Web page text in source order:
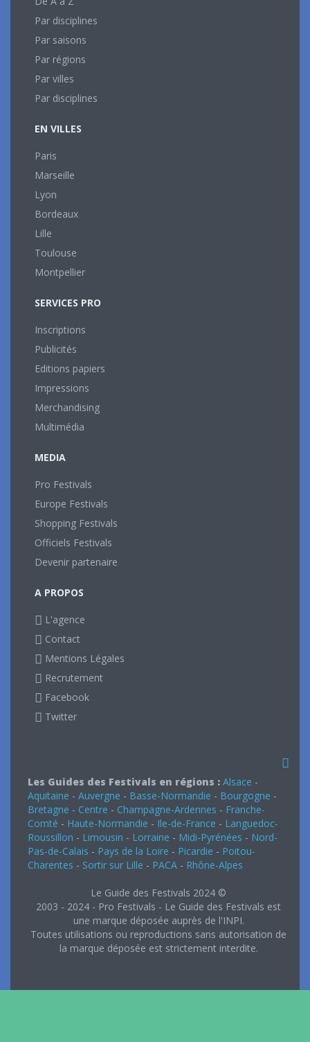
Par disciplines
Par saisons
Par régions
Par villes
Par disciplines
EN VILLES
Paris
Marseille
Lyon
Bordeaux
Lille
Toulouse
Montpellier
SERVICES PRO
Inscriptions
Publicités
Editions papiers
Impressions
Merchandising
Multimédia
MEDIA
Pro Festivals
Europe Festivals
Shopping Festivals
Officiels Festivals
Devenir partenaire
A PROPOS
L'agence
Contact
Mentions Légales
Recrutement
Facebook
Twitter
Les Guides des Festivals en régions : Alsace -
Aquitaine - Auvergne - Basse-Normandie - Bourgogne -
Bretagne - Centre - Champagne-Ardennes - Franche-
Comté - Haute-Normandie - Ile-de-France - Languedoc-
Roussillon - Limousin - Lorraine - Midi-Pyrénées - Nord-
Pas-de-Calais - Pays de la Loire - Picardie - Poitou-
Charentes - Sortir sur Lille - PACA - Rhône-Alpes
Le Guide des Festivals 2024 ©
2003 - 2024 - Pro Festivals - Le Guide des Festivals est
une marque déposée auprès de l'INPI.
Toutes utilisations ou reproductions sans autorisation de
la marque déposée est strictement interdite.